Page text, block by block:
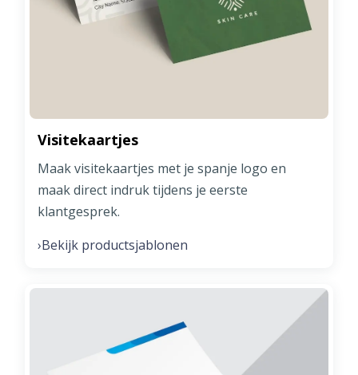
Visitekaartjes
Maak visitekaartjes met je spanje logo en
maak direct indruk tijdens je eerste
klantgesprek.
›Bekijk productsjablonen